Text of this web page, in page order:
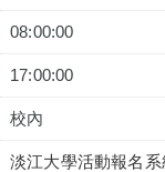
08:00:00
17:00:00
校內
淡江大學活動報名